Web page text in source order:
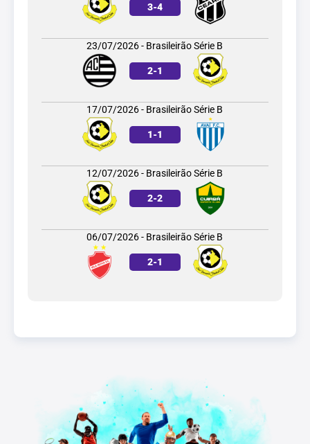
3-4
23/07/2026 - Brasileirão Série B
2-1
17/07/2026 - Brasileirão Série B
1-1
12/07/2026 - Brasileirão Série B
2-2
06/07/2026 - Brasileirão Série B
2-1